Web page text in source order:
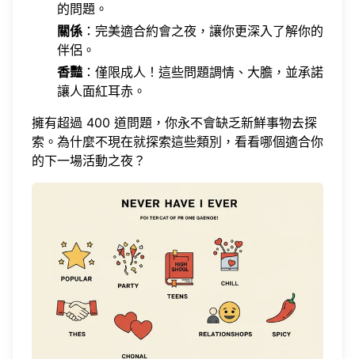
的問題。
關係 ：完美適合約會之夜，讓你更深入了解你的
伴侶。
香豔 ：僅限成人！這些問題調情、大膽，並承諾
讓人面紅耳赤。
擁有超過 400 道問題，你永不會缺乏新鮮事物去探
索。為什麼不現在就探索這些類別 ，看看哪個適合你
的下一場活動之夜？